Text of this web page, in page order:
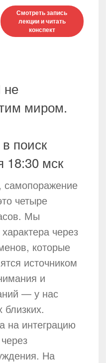
Смотреть запись
лекции и читать
конспект
не
миром.
поиск
18:30 мск
самопоражение
четыре
Мы
через
которые
источником
и
— у нас
на интеграцию
На